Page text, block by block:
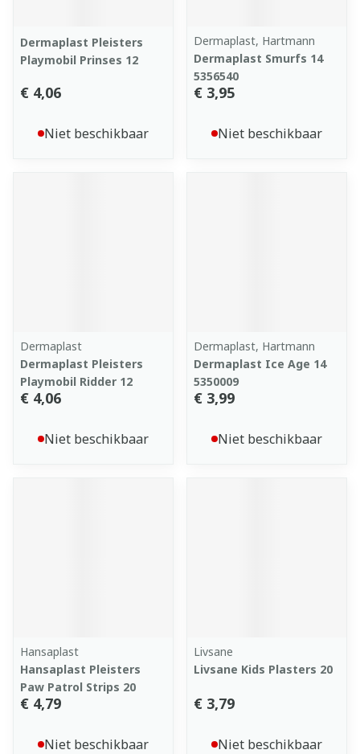
Dermaplast Pleisters
Playmobil Prinses 12
€ 4,06
Niet beschikbaar
Dermaplast, Hartmann
Dermaplast Smurfs 14
5356540
€ 3,95
Niet beschikbaar
Dermaplast
Dermaplast Pleisters
Playmobil Ridder 12
€ 4,06
Niet beschikbaar
Dermaplast, Hartmann
Dermaplast Ice Age 14
5350009
€ 3,99
Niet beschikbaar
Hansaplast
Hansaplast Pleisters
Paw Patrol Strips 20
€ 4,79
Niet beschikbaar
Livsane
Livsane Kids Plasters 20
€ 3,79
Niet beschikbaar